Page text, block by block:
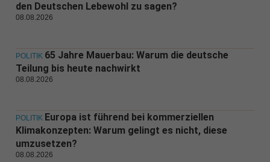
den Deutschen Lebewohl zu sagen?
08.08.2026
POLITIK 65 Jahre Mauerbau: Warum die deutsche
Teilung bis heute nachwirkt
08.08.2026
POLITIK Europa ist führend bei kommerziellen
Klimakonzepten: Warum gelingt es nicht, diese
umzusetzen?
08.08.2026